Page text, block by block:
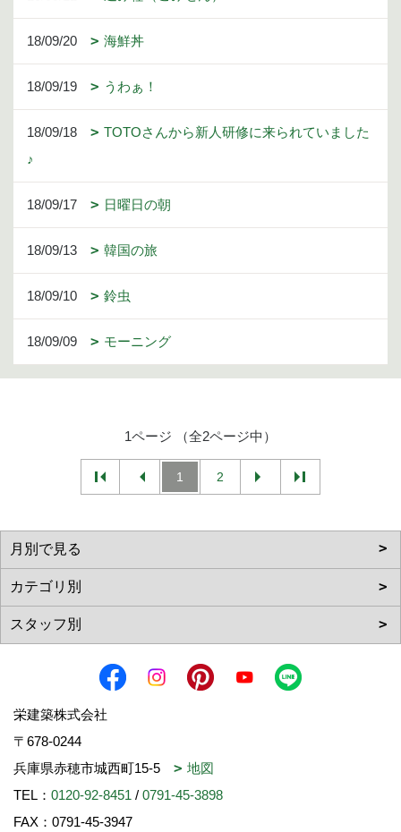
18/09/20 海鮮丼
18/09/19 うわぁ！
18/09/18
TOTOさんから新人研修に来られていました
♪
18/09/17 日曜日の朝
18/09/13 韓国の旅
18/09/10 鈴虫
18/09/09 モーニング
1ページ （全2ページ中）
1 2
栄建築株式会社
〒678-0244
兵庫県赤穂市城西町15-5
地図
TEL： 0120-92-8451 / 0791-45-3898
FAX：0791-45-3947